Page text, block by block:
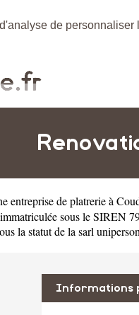
de
entreprise de platrerie à
sous le SIREN
la statut de la sarl
Informations